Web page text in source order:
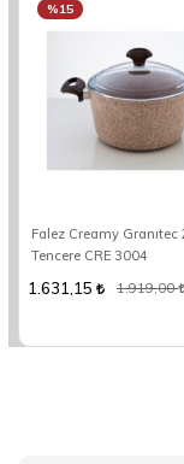
Falez Creamy Granıtec
Tencere CRE 3004
%15
1.631,15 1.919,00